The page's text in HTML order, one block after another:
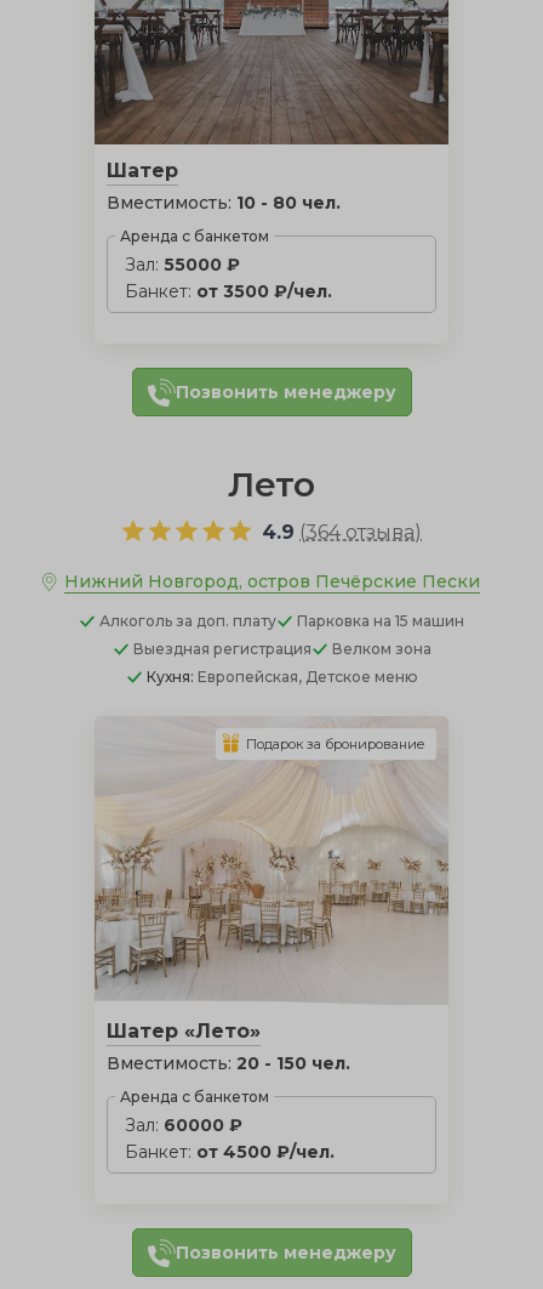
Шатер
Вместимость: 10 - 80 чел.
Аренда с банкетом
Зал: 55000 ₽
Банкет: от 3500 ₽/чел.
Позвонить менеджеру
Лето
4.9 (364 отзыва)
Нижний Новгород, остров Печёрские Пески
Алкоголь за доп. плату Парковка на 15 машин
Выездная регистрация
Велком зона
Кухня: Европейская, Детское меню
Шатер «Лето»
Вместимость: 20 - 150 чел.
Аренда с банкетом
Зал: 60000 ₽
Банкет: от 4500 ₽/чел.
Подарок за бронирование
Позвонить менеджеру